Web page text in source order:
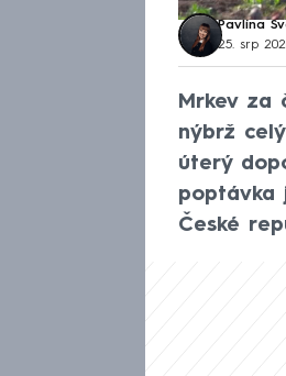
Pavlína
25. srp
Mrkev za
nýbrž
úterý
poptávka
České